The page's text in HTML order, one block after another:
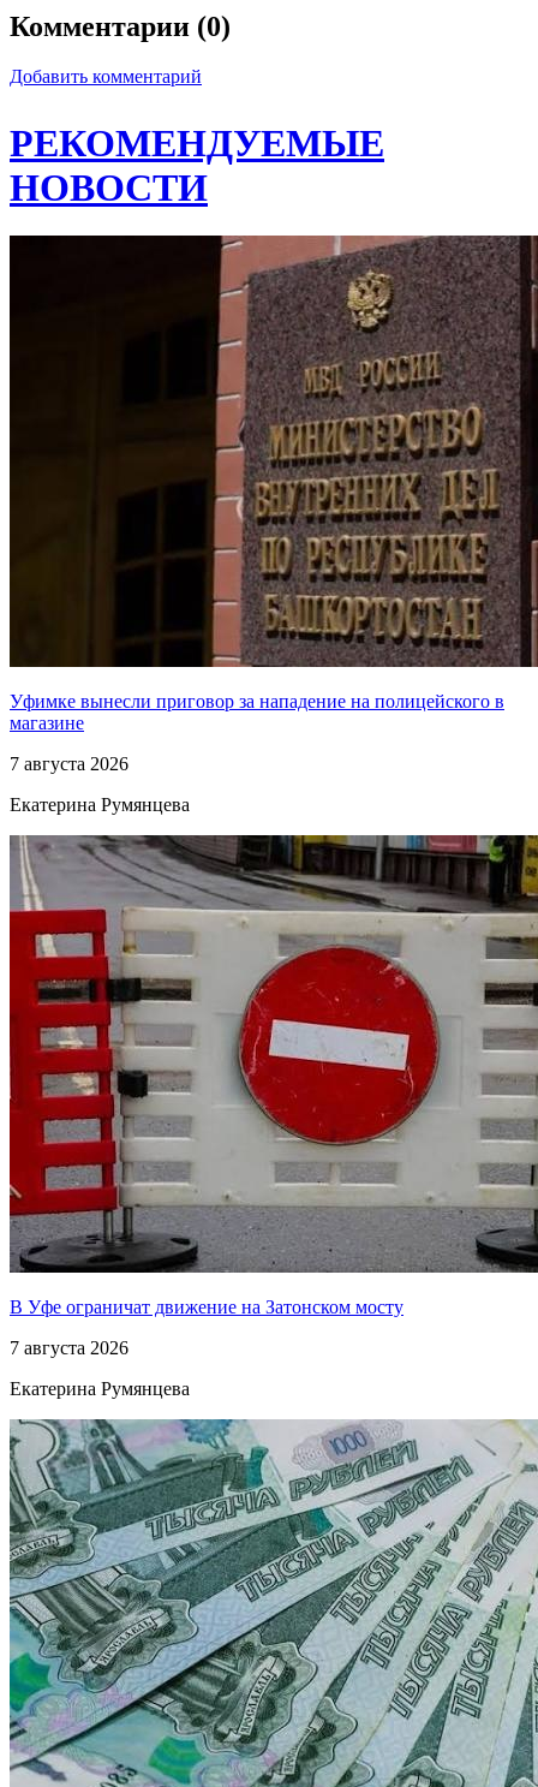
Комментарии (0)
Добавить комментарий
РЕКОМЕНДУЕМЫЕ
НОВОСТИ
Уфимке вынесли приговор за нападение на полицейского в
магазине
7 августа 2026
Екатерина Румянцева
В Уфе ограничат движение на Затонском мосту
7 августа 2026
Екатерина Румянцева